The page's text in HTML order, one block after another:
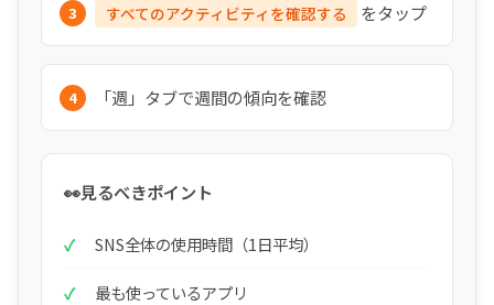
すべてのアクティビティを確認する をタップ
「週」タブで週間の傾向を確認
見るべきポイント
SNS全体の使用時間（1日平均）
最も使っているアプリ